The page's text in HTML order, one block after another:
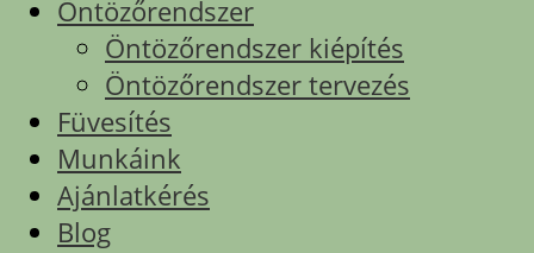
Öntözőrendszer
Öntözőrendszer kiépítés
Öntözőrendszer tervezés
Füvesítés
Munkáink
Ajánlatkérés
Blog